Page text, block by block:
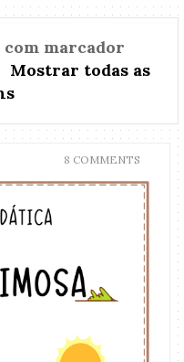
marcador
Mostrar todas as
8 COMMENTS